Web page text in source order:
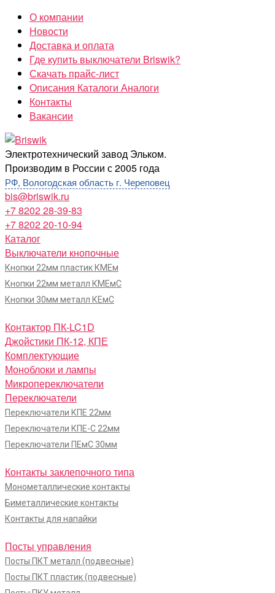
Перейти
содержимому
О компании
Новости
Доставка и оплата
Где купить выключатели Briswik?
Скачать прайс-лист
Описания Каталоги Аналоги
Контакты
Вакансии
Briswik
Электротехнический завод Эльком.
Производим в России с 2005 года
РФ, Вологодская область г. Череповец
bis@briswik.ru
+7 8202 28-39-83
+7 8202 20-10-94
Каталог
Выключатели кнопочные
Кнопки 22мм пластик КМЕм
Кнопки 22мм металл КМЕмС
Кнопки 30мм металл КЕмС
Контактор ПК-LC1D
Джойстики ПК-12, КПЕ
Комплектующие
Моноблоки и лампы
Микропереключатели
Переключатели
Переключатели КПЕ 22мм
Переключатели КПЕ-С 22мм
Переключатели ПЕмС 30мм
Контакты заклепочного типа
Монометаллические контакты
Биметаллические контакты
Контакты для напайки
Посты управления
Посты ПКТ металл (подвесные)
Посты ПКТ пластик (подвесные)